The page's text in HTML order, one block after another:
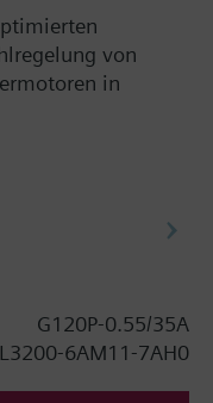
von
in
CU230P-2 BT mit
G120P-0.55/35A
6AM11-7AH0